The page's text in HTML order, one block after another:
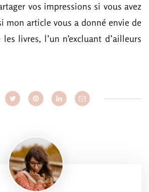
vos impressions si vous avez
mon article vous a donné envie de
livres, l’un n’excluant d’ailleurs